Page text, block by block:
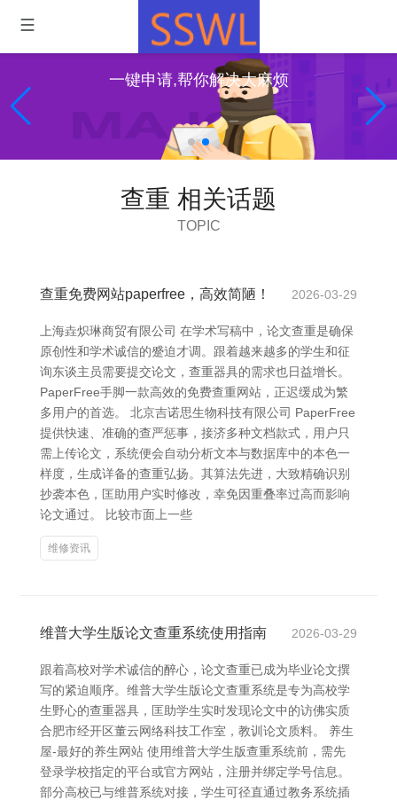
一键申请,帮你解决大麻烦
查重 相关话题
TOPIC
查重免费网站paperfree，高效简陋！ 2026-03-29
上海垚炽琳商贸有限公司 在学术写稿中，论文查重是确保
原创性和学术诚信的蹙迫才调。跟着越来越多的学生和征
询东谈主员需要提交论文，查重器具的需求也日益增长。
PaperFree手脚一款高效的免费查重网站，正迟缓成为繁
多用户的首选。 北京吉诺思生物科技有限公司 PaperFree
提供快速、准确的查严惩事，接济多种文档款式，用户只
需上传论文，系统便会自动分析文本与数据库中的本色一
样度，生成详备的查重弘扬。其算法先进，大致精确识别
抄袭本色，匡助用户实时修改，幸免因重叠率过高而影响
论文通过。 比较市面上一些
维修资讯
维普大学生版论文查重系统使用指南 2026-03-29
跟着高校对学术诚信的醉心，论文查重已成为毕业论文撰
写的紧迫顺序。维普大学生版论文查重系统是专为高校学
生野心的查重器具，匡助学生实时发现论文中的访佛实质
合肥市经开区董云网络科技工作室，教训论文质料。 养生
屋-最好的养生网站 使用维普大学生版查重系统前，需先
登录学校指定的平台或官方网站，注册并绑定学号信息。
部分高校已与维普系统对接，学生可径直通过教务系统插